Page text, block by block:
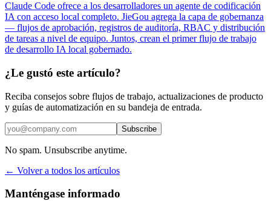
Claude Code ofrece a los desarrolladores un agente de codificación
IA con acceso local completo. JieGou agrega la capa de gobernanza
— flujos de aprobación, registros de auditoría, RBAC y distribución
de tareas a nivel de equipo. Juntos, crean el primer flujo de trabajo
de desarrollo IA local gobernado.
¿Le gustó este artículo?
Reciba consejos sobre flujos de trabajo, actualizaciones de producto
y guías de automatización en su bandeja de entrada.
Subscribe
No spam. Unsubscribe anytime.
← Volver a todos los artículos
Manténgase informado